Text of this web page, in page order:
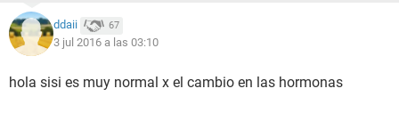
ddaii 67
3 jul 2016 a las 03:10
hola sisi es muy normal x el cambio en las hormonas